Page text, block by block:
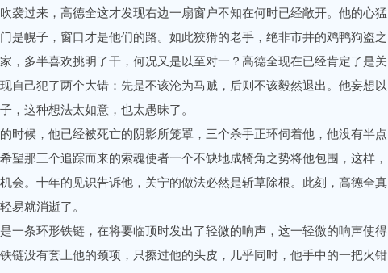
过来，高德全这才发现右边一扇窗户不知在何时已经敞开。他的心猛
是幌子，窗口才是他们的路。如此狡猾的老手，绝非市井的鸡鸭狗盗之
，多半喜欢挑明了干，何况又是以至对一？高德全现在已经肯定了是关
自己犯了两个大错：先是不该沦为马贼，后则不该毅然退出。他妄想以
，这种想法太如意，也太愚昧了。
候，他已经被死亡的阴影所笼罩，三个杀手正环伺着他，他没有半点
望那三个追踪而来的索魂使者一个不缺地成犄角之势将他包围，这样，
会。十年的见识告诉他，关宁的做法必然是斩草除根。此刻，高德全真
易就消逝了。
条环形铁链，在将要临顶时发出了轻微的响声，这一轻微的响声使得
链没有套上他的颈项，只擦过他的头皮，几乎同时，他手中的一把火钳